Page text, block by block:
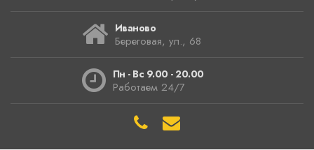
Иваново
Береговая, ул., 68
Пн - Вс 9.00 - 20.00
Работаем 24/7